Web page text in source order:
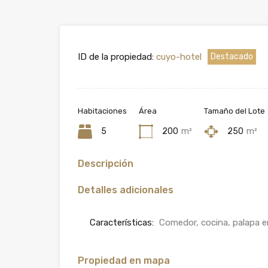
ID de la propiedad: cuyo-hotel Destacado
Habitaciones
5
Área
200 m²
Tamaño del Lote
250 m²
Descripción
Detalles adicionales
Características: Comedor, cocina, palapa
Propiedad en mapa